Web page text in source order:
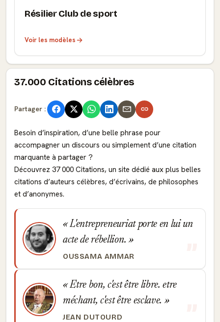
Résilier Club de sport
Voir les modèles
37.000 Citations célèbres
Partager :
Besoin d’inspiration, d’une belle phrase pour
accompagner un discours ou simplement d’une citation
marquante à partager ?
Découvrez 37 000 Citations, un site dédié aux plus belles
citations d’auteurs célèbres, d’écrivains, de philosophes
et d’anonymes.
L'entrepreneuriat porte en lui un
acte de rébellion.
OUSSAMA AMMAR
Etre bon, c'est être libre. etre
méchant, c'est être esclave.
JEAN DUTOURD